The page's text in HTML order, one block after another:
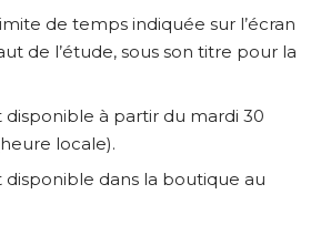
de temps indiquée sur l’écran
de l’étude, sous son titre pour la
à partir du mardi 30
locale).
dans la boutique au